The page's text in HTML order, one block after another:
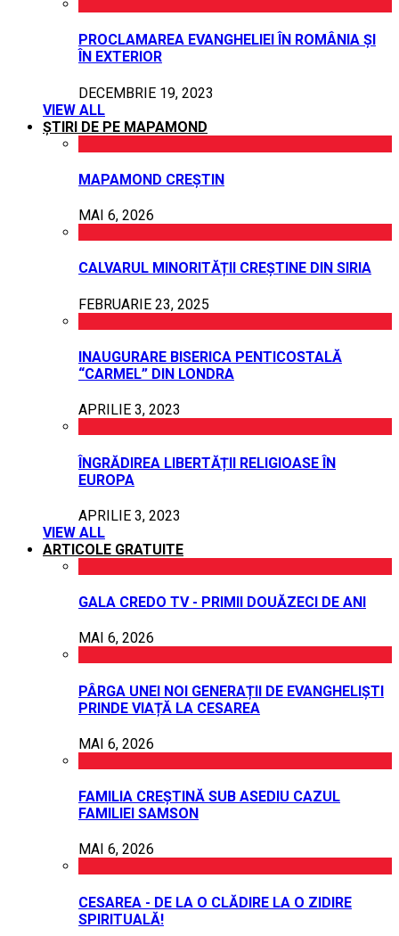
PROCLAMAREA EVANGHELIEI ÎN ROMÂNIA ȘI
ÎN EXTERIOR
DECEMBRIE 19, 2023
VIEW ALL
ȘTIRI DE PE MAPAMOND
MAPAMOND CREȘTIN
MAI 6, 2026
CALVARUL MINORITĂȚII CREȘTINE DIN SIRIA
FEBRUARIE 23, 2025
INAUGURARE BISERICA PENTICOSTALĂ
“CARMEL” DIN LONDRA
APRILIE 3, 2023
ÎNGRĂDIREA LIBERTĂȚII RELIGIOASE ÎN
EUROPA
APRILIE 3, 2023
VIEW ALL
ARTICOLE GRATUITE
GALA CREDO TV - PRIMII DOUĂZECI DE ANI
MAI 6, 2026
PÂRGA UNEI NOI GENERAȚII DE EVANGHELIȘTI
PRINDE VIAȚĂ LA CESAREA
MAI 6, 2026
FAMILIA CREȘTINĂ SUB ASEDIU CAZUL
FAMILIEI SAMSON
MAI 6, 2026
CESAREA - DE LA O CLĂDIRE LA O ZIDIRE
SPIRITUALĂ!